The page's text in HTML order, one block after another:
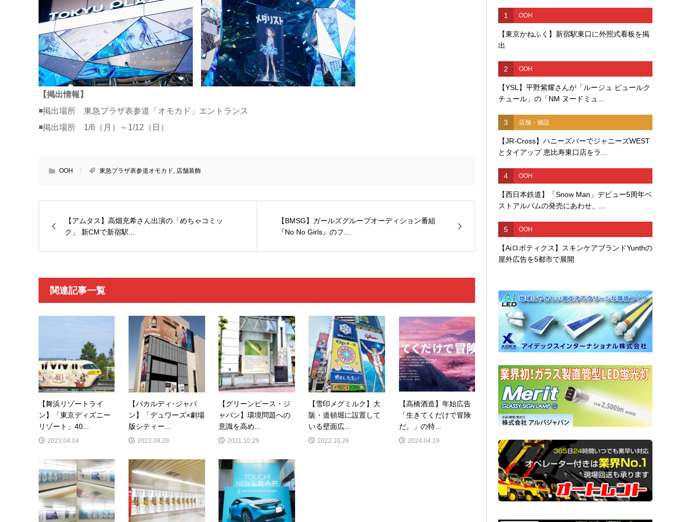
【掲出情報】
◾️掲出場所 東急プラザ表参道「オモカド」エントランス
◾️掲出場所 1/6（月）～1/12（日）
OOH 東急プラザ表参道オモカド, 店舗装飾
【アムタス】高畑充希さん出演の「めちゃコミッ
ク」 新CMで新宿駅...
【BMSG】ガールズグループオーディション番組
『No No Girls』のフ...
関連記事一覧
【舞浜リゾートライ
ン】「東京ディズニー
リゾート」40...
2023.04.04
【バカルディ･ジャパ
ン】「デュワーズ×劇場
版シティー...
2023.08.28
【グリーンピース・ジ
ャパン】環境問題への
意識を高め...
2021.10.29
【雪印メグミルク】大
阪・道頓堀に設置して
いる壁面広...
2022.10.26
【高橋酒造】年始広告
「生きてくだけで冒険
だ。」の特...
2024.04.19
1 OOH
【東京かねふく】新宿駅東口に外照式看板を掲
出
2 OOH
【YSL】平野紫耀さんが「ルージュ ピュールク
チュール」の「NM ヌードミュ...
3 店舗・施設
【JR-Cross】ハニーズバーでジャニーズWEST
とタイアップ 恵比寿東口店をラ...
4 OOH
【西日本鉄道】「Snow Man」デビュー5周年ベ
ストアルバムの発売にあわせ、...
5 OOH
【Aiロボティクス】スキンケアブランドYunthの
屋外広告を5都市で展開